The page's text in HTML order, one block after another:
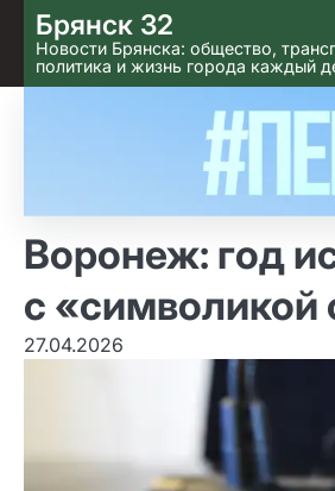
Skip
to content
Брянск 32
Новости Брянска: общество,
политика и жизнь города каждый
Воронеж: год
с «символикой
27.04.2026